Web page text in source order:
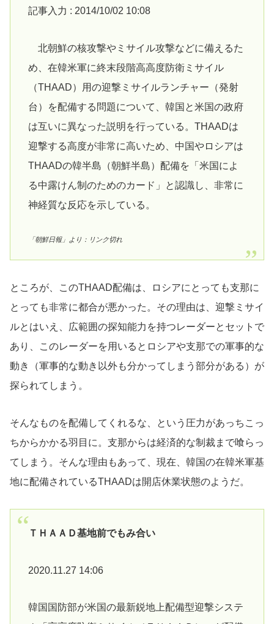
記事入力 : 2014/10/02 10:08
北朝鮮の核攻撃やミサイル攻撃などに備えるた
め、在韓米軍に終末段階高高度防衛ミサイル
（THAAD）用の迎撃ミサイルランチャー（発射
台）を配備する問題について、韓国と米国の政府
は互いに異なった説明を行っている。THAADは
迎撃する高度が非常に高いため、中国やロシアは
THAADの韓半島（朝鮮半島）配備を「米国によ
る中露けん制のためのカード」と認識し、非常に
神経質な反応を示している。
「朝鮮日報」より：リンク切れ
ところが、このTHAAD配備は、ロシアにとっても支那に
とっても非常に都合が悪かった。その理由は、迎撃ミサイ
ルとはいえ、広範囲の探知能力を持つレーダーとセットで
あり、このレーダーを用いるとロシアや支那での軍事的な
動き（軍事的な動き以外も分かってしまう部分がある）が
探られてしまう。
そんなものを配備してくれるな、という圧力があっちこっ
ちからかかる羽目に。支那からは経済的な制裁まで喰らっ
てしまう。そんな理由もあって、現在、韓国の在韓米軍基
地に配備されているTHAADは開店休業状態のようだ。
ＴＨＡＡＤ基地前でもみ合い
2020.11.27 14:06
韓国国防部が米国の最新鋭地上配備型迎撃システ